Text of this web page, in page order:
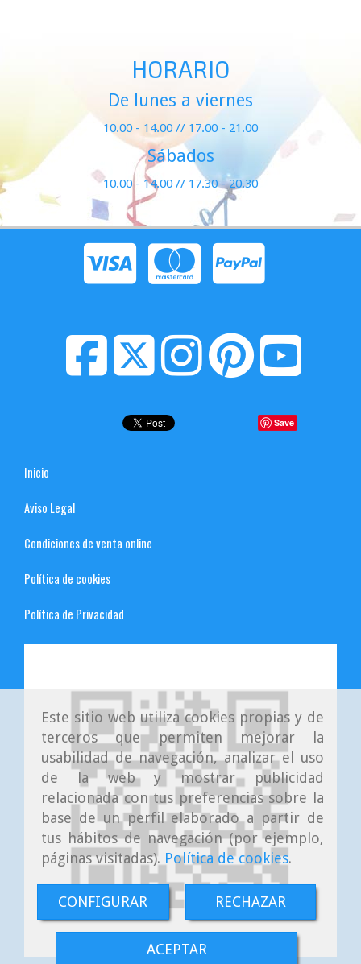
Este sitio web utiliza cookies propias y de
terceros que permiten mejorar la
usabilidad de navegación, analizar el uso
de la web y mostrar publicidad
relacionada con tus preferencias sobre la
base de un perfil elaborado a partir de
tus hábitos de navegación (por ejemplo,
páginas visitadas). Política de cookies.
CONFIGURAR RECHAZAR
ACEPTAR
HORARIO
De lunes a viernes
10.00 - 14.00 // 17.00 - 21.00
Sábados
10.00 - 14.00 // 17.30 - 20.30
Save
Inicio
Aviso Legal
Condiciones de venta online
Política de cookies
Política de Privacidad